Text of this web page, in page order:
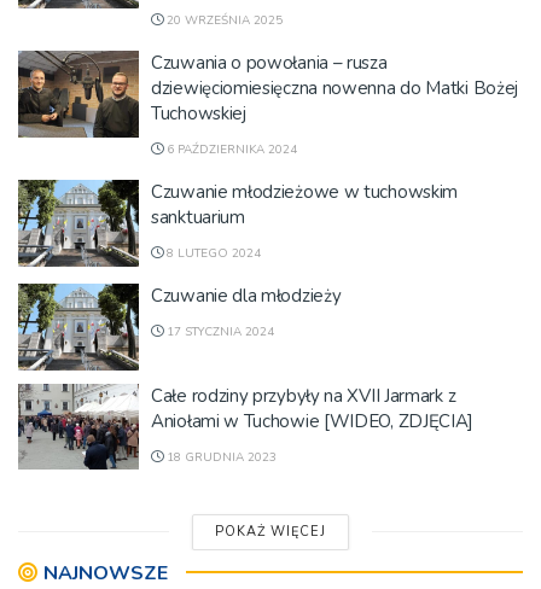
20 WRZEŚNIA 2025
Czuwania o powołania – rusza
dziewięciomiesięczna nowenna do Matki Bożej
Tuchowskiej
6 PAŹDZIERNIKA 2024
Czuwanie młodzieżowe w tuchowskim
sanktuarium
8 LUTEGO 2024
Czuwanie dla młodzieży
17 STYCZNIA 2024
Całe rodziny przybyły na XVII Jarmark z
Aniołami w Tuchowie [WIDEO, ZDJĘCIA]
18 GRUDNIA 2023
POKAŻ WIĘCEJ
NAJNOWSZE